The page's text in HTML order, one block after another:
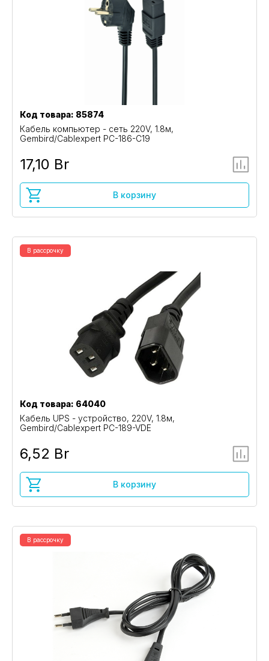
Код товара: 85874
Кабель компьютер - сеть 220V, 1.8м,
Gembird/Cablexpert PC-186-C19
17,10 Br
В корзину
В рассрочку
Код товара: 64040
Кабель UPS - устройство, 220V, 1.8м,
Gembird/Cablexpert PC-189-VDE
6,52 Br
В корзину
В рассрочку